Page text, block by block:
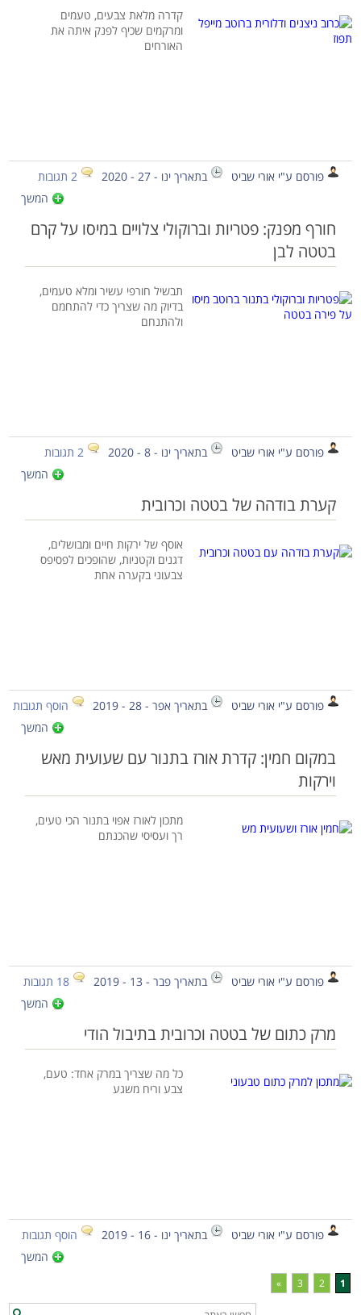
קדרה מלאת צבעים, טעמים
ומרקמים שכיף לפנק איתה את
האורחים
פורסם ע"י אורי שביט בתאריך ינו - 27 - 2020
2 תגובות
המשך
חורף מפנק: פטריות וברוקולי צלויים במיסו על קרם
בטטה לבן
תבשיל חורפי עשיר ומלא טעמים,
בדיוק מה שצריך כדי להתחמם
ולהתנחם
פורסם ע"י אורי שביט בתאריך ינו - 8 - 2020
2 תגובות
המשך
קערת בודהה של בטטה וכרובית
אוסף של ירקות חיים ומבושלים,
דגנים וקטניות, שהופכים לפסיפס
צבעוני בקערה אחת
פורסם ע"י אורי שביט בתאריך אפר - 28 - 2019
הוסף תגובות
המשך
במקום חמין: קדרת אורז בתנור עם שעועית מאש
וירקות
מתכון לאורז אפוי בתנור הכי טעים,
רך ועסיסי שהכנתם
פורסם ע"י אורי שביט בתאריך פבר - 13 - 2019
18 תגובות
המשך
מרק כתום של בטטה וכרובית בתיבול הודי
כל מה שצריך במרק אחד: טעם,
צבע וריח משגע
פורסם ע"י אורי שביט בתאריך ינו - 16 - 2019
הוסף תגובות
המשך
1
2
3
»